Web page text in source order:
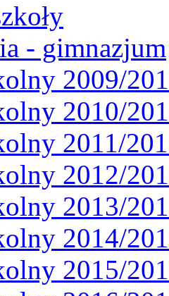
- gimnazjum
2009/
2010/
2011/
2012/
2013/
2014/
2015/